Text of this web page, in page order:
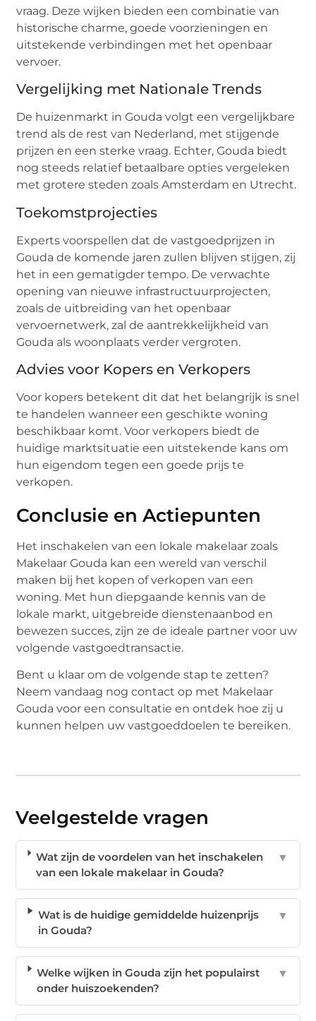
vraag. Deze wijken bieden een combinatie van
historische charme, goede voorzieningen en
uitstekende verbindingen met het openbaar
vervoer.
Vergelijking met Nationale Trends
De huizenmarkt in Gouda volgt een vergelijkbare
trend als de rest van Nederland, met stijgende
prijzen en een sterke vraag. Echter, Gouda biedt
nog steeds relatief betaalbare opties vergeleken
met grotere steden zoals Amsterdam en Utrecht.
Toekomstprojecties
Experts voorspellen dat de vastgoedprijzen in
Gouda de komende jaren zullen blijven stijgen, zij
het in een gematigder tempo. De verwachte
opening van nieuwe infrastructuurprojecten,
zoals de uitbreiding van het openbaar
vervoernetwerk, zal de aantrekkelijkheid van
Gouda als woonplaats verder vergroten.
Advies voor Kopers en Verkopers
Voor kopers betekent dit dat het belangrijk is snel
te handelen wanneer een geschikte woning
beschikbaar komt. Voor verkopers biedt de
huidige marktsituatie een uitstekende kans om
hun eigendom tegen een goede prijs te
verkopen.
Conclusie en Actiepunten
Het inschakelen van een lokale makelaar zoals
Makelaar Gouda kan een wereld van verschil
maken bij het kopen of verkopen van een
woning. Met hun diepgaande kennis van de
lokale markt, uitgebreide dienstenaanbod en
bewezen succes, zijn ze de ideale partner voor uw
volgende vastgoedtransactie.
Bent u klaar om de volgende stap te zetten?
Neem vandaag nog contact op met Makelaar
Gouda voor een consultatie en ontdek hoe zij u
kunnen helpen uw vastgoeddoelen te bereiken.
Veelgestelde vragen
Wat zijn de voordelen van het inschakelen
van een lokale makelaar in Gouda?
▼
Wat is de huidige gemiddelde huizenprijs
in Gouda?
▼
Welke wijken in Gouda zijn het populairst
onder huiszoekenden?
▼